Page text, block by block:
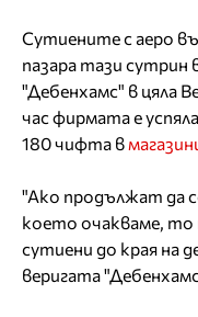
Сутиените с аеро
пазара тази сутрин
"Дебенхамс" в цяла
час фирмата е
180 чифта в
"Ако продължат да
което очакваме, то
сутиени до края на
веригата